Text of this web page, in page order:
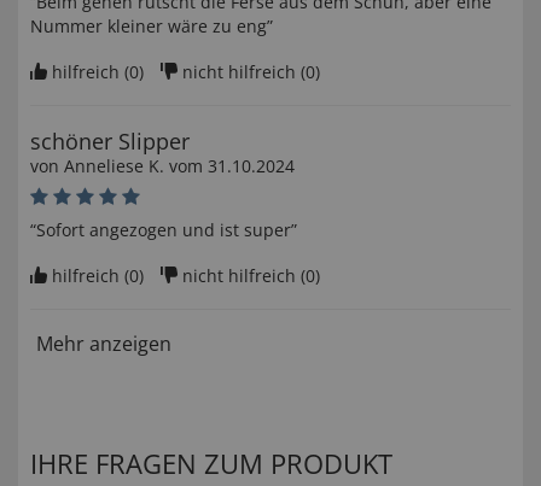
Nummer kleiner wäre zu eng”
hilfreich (0) nicht hilfreich (0)
schöner Slipper
von Anneliese K. vom 31.10.2024
“Sofort angezogen und ist super”
hilfreich (0) nicht hilfreich (0)
Mehr anzeigen
IHRE FRAGEN ZUM PRODUKT